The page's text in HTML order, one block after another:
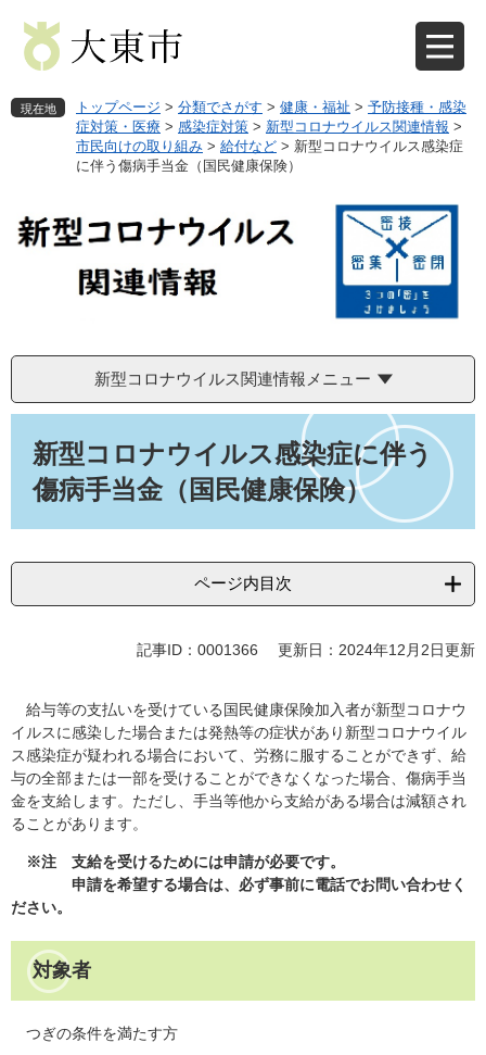
先
を 現在地 トップページ > 分類でさがす > 健康・福祉 > 予防接種・感染
症対策・医療 > 感染症対策 > 新型コロナウイルス関連情報 >
市民向けの取り組み > 給付など > 新型コロナウイルス感染症
に伴う傷病手当金（国民健康保険）
新型コロナウイルス関連情報メニュー
新型コロナウイルス感染症に伴う
傷病手当金（国民健康保険）
ページ内目次
記事ID：0001366 更新日：2024年12月2日更新
給与等の支払いを受けている国民健康保険加入者が新型コロナウ
イルスに感染した場合または発熱等の症状があり新型コロナウイル
ス感染症が疑われる場合において、労務に服することができず、給
与の全部または一部を受けることができなくなった場合、傷病手当
金を支給します。ただし、手当等他から支給がある場合は減額され
ることがあります。
※注
支給を受けるためには申請が必要です。
申請を希望する場合は、必ず事前に電話でお問い合わせく
ださい。
対象者
つぎの条件を満たす方